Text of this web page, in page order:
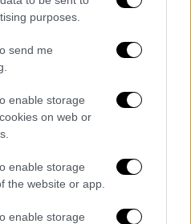
purposes.
send me
enable storage
on web or
enable storage
the website or app.
enable storage
Τότε έψαξα online
κάνω. Να φροντίσω
γυμνασμένη και
και άρχισα να
περίφημα».
αυτό το συναίσθημα
ακολούθους της -
τους εμπνέει για να